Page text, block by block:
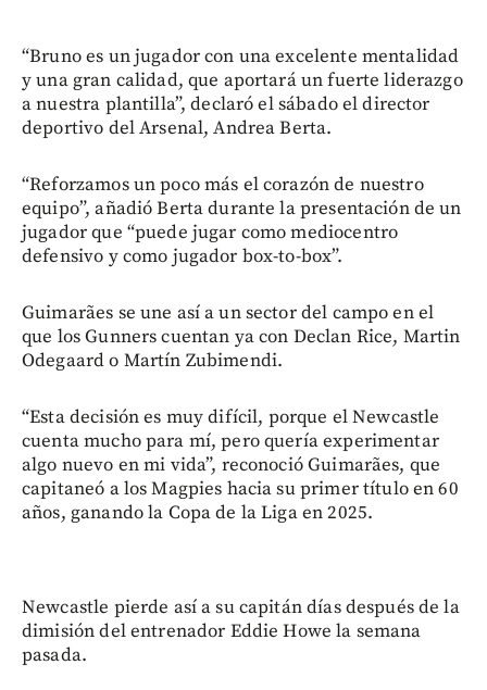
“Bruno es un jugador con una excelente mentalidad
y una gran calidad, que aportará un fuerte liderazgo
a nuestra plantilla”, declaró el sábado el director
deportivo del Arsenal, Andrea Berta.
“Reforzamos un poco más el corazón de nuestro
equipo”, añadió Berta durante la presentación de un
jugador que “puede jugar como mediocentro
defensivo y como jugador box-to-box”.
Guimarães se une así a un sector del campo en el
que los Gunners cuentan ya con Declan Rice, Martin
Odegaard o Martín Zubimendi.
“Esta decisión es muy difícil, porque el Newcastle
cuenta mucho para mí, pero quería experimentar
algo nuevo en mi vida”, reconoció Guimarães, que
capitaneó a los Magpies hacia su primer título en 60
años, ganando la Copa de la Liga en 2025.
Newcastle pierde así a su capitán días después de la
dimisión del entrenador Eddie Howe la semana
pasada.